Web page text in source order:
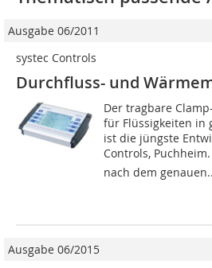
Ausgabe 06/2011
systec Controls
Durchfluss- und
Der tragbare
für Flüssigkeiten in
ist die jüngste
Controls, Puchheim.
nach dem
Ausgabe 06/2015